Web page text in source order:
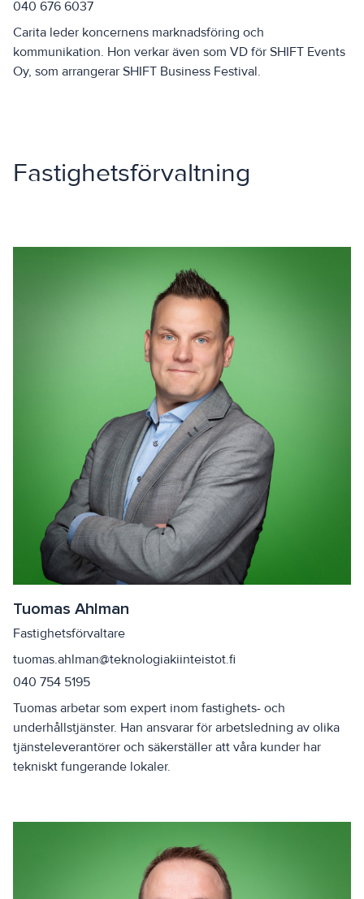
040 676 6037
Carita leder koncernens marknadsföring och
kommunikation. Hon verkar även som VD för SHIFT Events
Oy, som arrangerar SHIFT Business Festival.
Fastighetsförvaltning
Tuomas Ahlman
Fastighetsförvaltare
tuomas.ahlman@teknologiakiinteistot.fi
040 754 5195
Tuomas arbetar som expert inom fastighets- och
underhållstjänster. Han ansvarar för arbetsledning av olika
tjänsteleverantörer och säkerställer att våra kunder har
tekniskt fungerande lokaler.